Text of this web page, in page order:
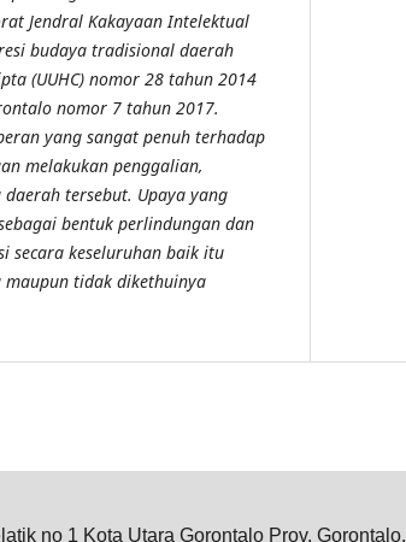
Jendral Kakayaan Intelektual
budaya tradisional daerah
(UUHC) nomor 28 tahun 2014
nomor 7 tahun 2017.
yang sangat penuh terhadap
melakukan penggalian,
tersebut. Upaya yang
bentuk perlindungan dan
secara keseluruhan baik itu
tidak dikethuinya
no 1 Kota Utara Gorontalo Prov. Gorontalo.